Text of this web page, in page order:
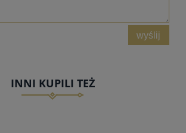
wyślij
INNI KUPILI TEŻ